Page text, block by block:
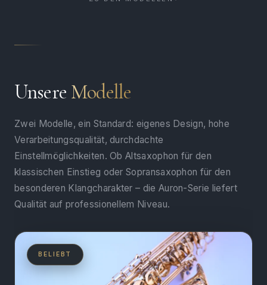
Unsere Modelle
Zwei Modelle, ein Standard: eigenes Design, hohe
Verarbeitungsqualität, durchdachte
Einstellmöglichkeiten. Ob Altsaxophon für den
klassischen Einstieg oder Sopransaxophon für den
besonderen Klangcharakter – die Auron-Serie liefert
Qualität auf professionellem Niveau.
BELIEBT